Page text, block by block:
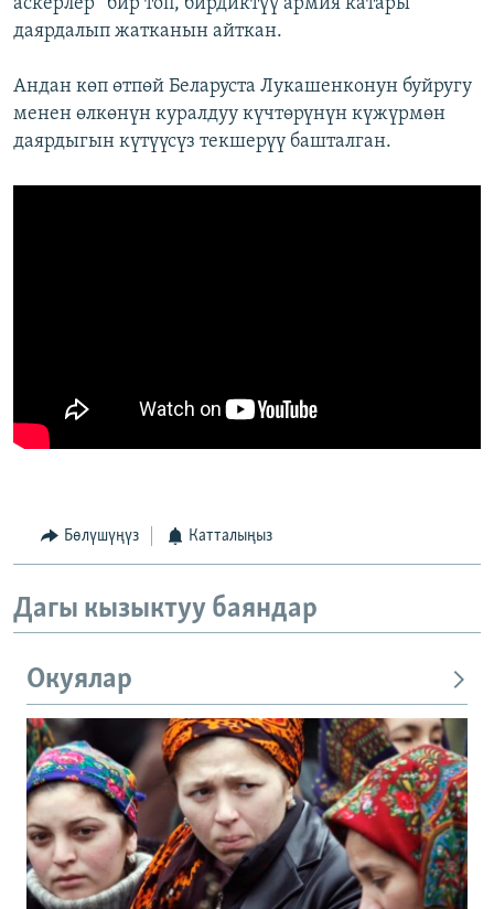
аскерлер “бир топ, бирдиктүү армия катары”
даярдалып жатканын айткан.
Андан көп өтпөй Беларуста Лукашенконун буйругу
менен өлкөнүн куралдуу күчтөрүнүн күжүрмөн
даярдыгын күтүүсүз текшерүү башталган.
Бөлүшүңүз Катталыңыз
Дагы кызыктуу баяндар
Окуялар